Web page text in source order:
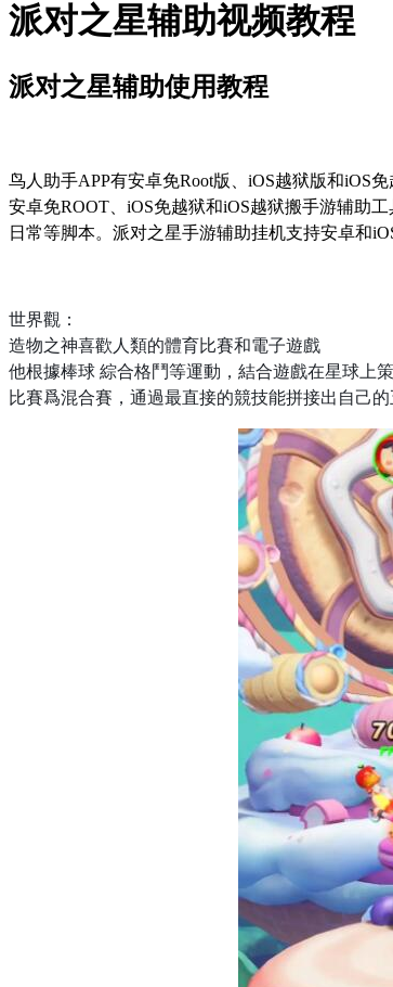
派对之星辅助视频教程
派对之星辅助使用教程
鸟人助手APP有安卓免Root版、 iOS越狱版和iOS免
安卓免ROOT、 iOS免越狱和iOS越狱搬手游辅助
日常等脚本。派对之星手游辅助挂机支持安卓和
世界觀：
造物之神喜歡人類的體育比賽和電子遊戲
他根據棒球 綜合格鬥等運動，結合遊戲在星球上
比賽爲混合賽，通過最直接的競技能拼接出自己